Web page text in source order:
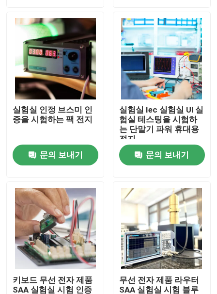
시험 산물
증명 서비스
실험실 여행
뉴스
인용문을 요구하세요
유럽 인증 서비스
북미 인증 서비스
중국 인증 서비스
실험실 인정 브스미 인
증을 시험하는 팩 전지
문의 보내기
실험실 Iec 실험실 Ul 실
험실 테스팅을 시험하
는 단말기 파워 휴대용
전지
문의 보내기
키보드 무선 전자 제품
SAA 실험실 시험 인증
무선 전자 제품 라우터
SAA 실험실 시험 블루